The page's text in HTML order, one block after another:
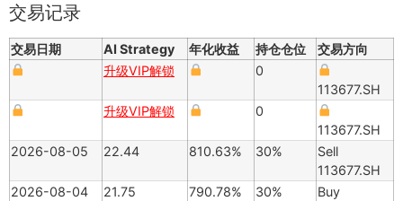
交易记录
交易日期 AI Strategy 年化收益 持仓仓位
交易方向
升级VIP解锁
0
113677.SH
升级VIP解锁
0
113677.SH
2026-08-05
22.44 810.63% 30%
Sell
113677.SH
2026-08-04
21.75 790.78% 30%
Buy